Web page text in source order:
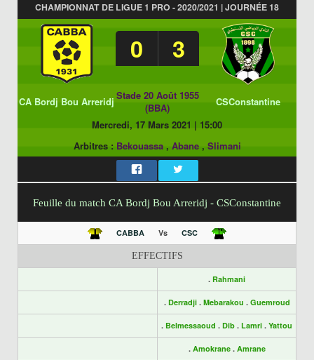
CHAMPIONNAT DE LIGUE 1 PRO - 2020/2021 | JOURNÉE 18
0 3
CA Bordj Bou Arreridj Stade 20 Août 1955
(BBA)
CSConstantine
Mercredi, 17 Mars 2021 | 15:00
Arbitres : Bekouassa, Abane, Slimani
Feuille du match CA Bordj Bou Arreridj - CSConstantine
CABBA Vs CSC
EFFECTIFS
. Rahmani
. Derradji. Mebarakou . Guemroud
. Belmessaoud . Dib . Lamri . Yattou
. Amokrane. Amrane